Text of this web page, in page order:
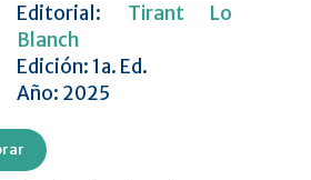
Editorial: Tirant Lo
Blanch
Edición: 1a. Ed.
Año: 2025